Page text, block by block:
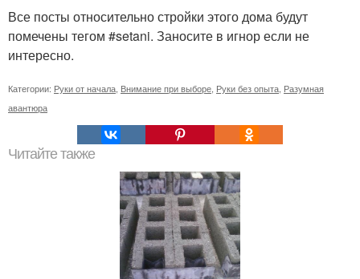
Все посты относительно стройки этого дома будут
помечены тегом #setani. Заносите в игнор если не
интересно.
Категории: Руки от начала, Внимание при выборе, Руки без опыта, Разумная
авантюра
Читайте также